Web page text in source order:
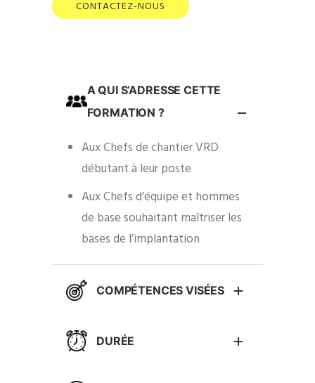
CONTACTEZ-NOUS
A QUI S’ADRESSE CETTE
FORMATION ?
Aux Chefs de chantier VRD
débutant à leur poste
Aux Chefs d’équipe et hommes
de base souhaitant maîtriser les
bases de l’implantation
COMPÉTENCES VISÉES
DURÉE